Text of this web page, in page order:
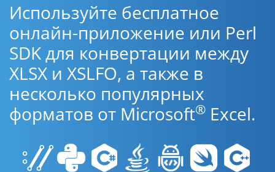
Используйте бесплатное
онлайн-приложение или Perl
SDK для конвертации между
XLSX и XSLFO, а также в
несколько популярных
форматов от Microsoft® Excel.